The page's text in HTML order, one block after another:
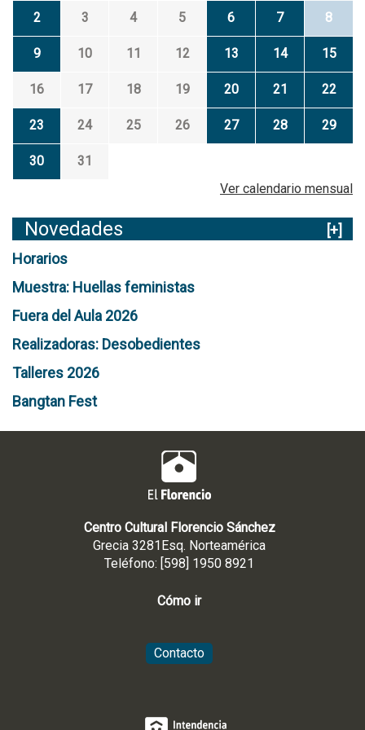
2 3 4 5 6 7 8
9 10 11 12 13 14 15
16 17 18 19 20 21 22
23 24 25 26 27 28 29
30
31
Ver calendario mensual
Novedades
[+]
Horarios
Muestra: Huellas feministas
Fuera del Aula 2026
Realizadoras: Desobedientes
Talleres 2026
Bangtan Fest
Centro Cultural Florencio Sánchez
Grecia 3281Esq. Norteamérica
Teléfono: [598] 1950 8921
Cómo ir
Contacto